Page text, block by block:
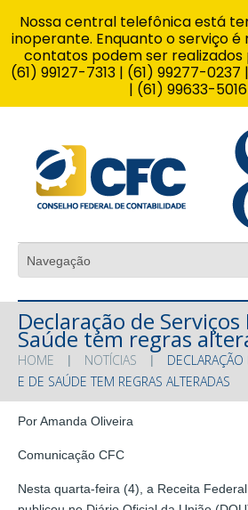
Declaração de
Saúde tem regras
HOME NOTÍCIAS
E DE SAÚDE TEM REGRAS ALTERADAS
Por Amanda Oliveira
Comunicação CFC
Nesta quarta-feira (4), a Receita
Nossa central telefônica está
inoperante. Enquanto o serviço é
contatos podem ser realizados
(61) 99127-7313 | (61) 99277-
| (61) 99633-5016